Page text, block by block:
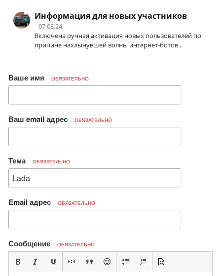
Информация для новых участников
07.03.24
Включена ручная активация новых пользователей по
причине нахлынувшей волны интернет-ботов...
Ваше имя ОБЯЗАТЕЛЬНО
Ваш email адрес ОБЯЗАТЕЛЬНО
Тема ОБЯЗАТЕЛЬНО
Email адрес ОБЯЗАТЕЛЬНО
Сообщение ОБЯЗАТЕЛЬНО